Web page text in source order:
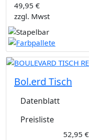
49,95 €
zzgl. Mwst
Bol.erd Tisch
Datenblatt
Preisliste
52,95 €